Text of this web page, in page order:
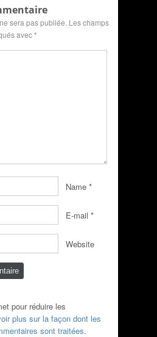
sera pas publiée. Les champs
avec*
Name *
E-mail *
Website
pour réduire les
plus sur la façon dont les
sont traitées.